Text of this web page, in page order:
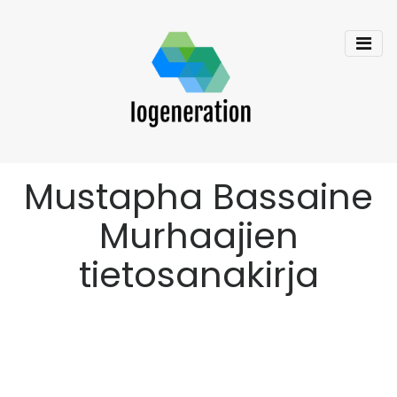
Mustapha Bassaine
Murhaajien
tietosanakirja